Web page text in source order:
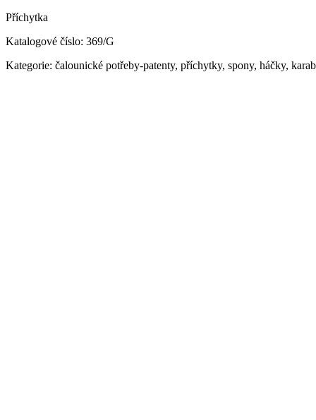
Příchytka
Katalogové číslo: 369/G
Kategorie: čalounické potřeby-patenty, příchytky, spony, háčky,